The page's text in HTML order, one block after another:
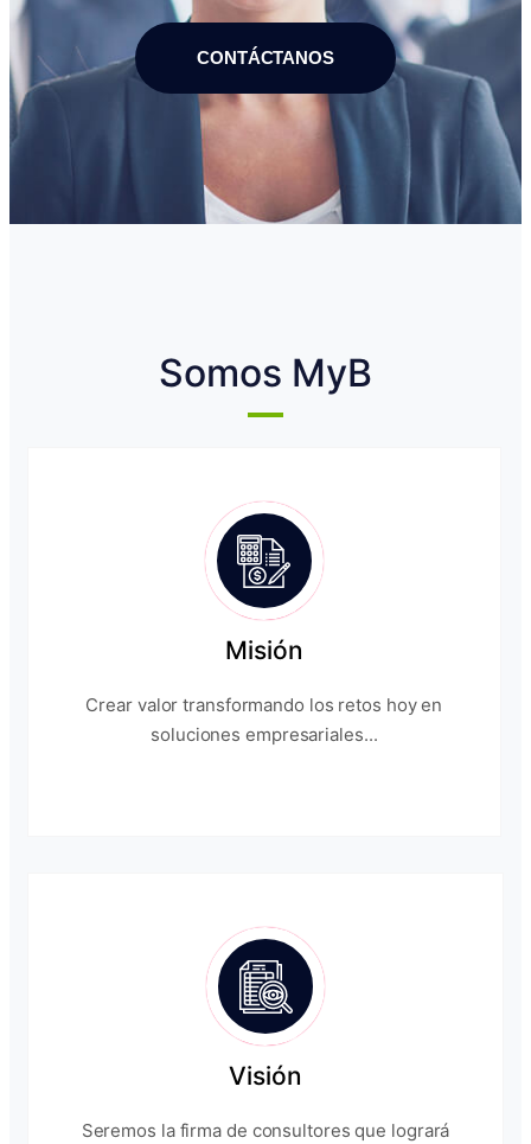
CONTÁCTANOS
Somos MyB
Misión
Crear valor transformando los retos hoy en
soluciones empresariales...
Visión
Seremos la firma de consultores que logrará